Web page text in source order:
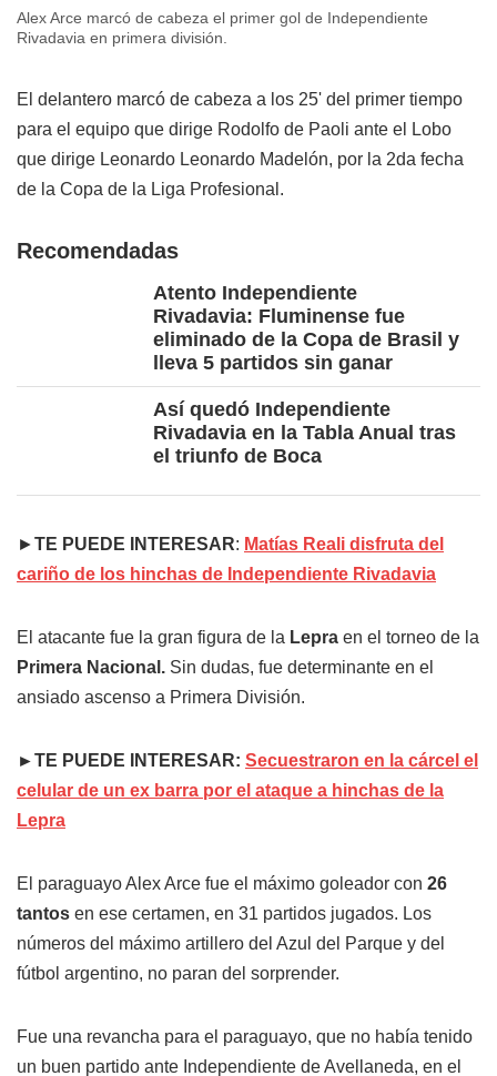
Alex Arce marcó de cabeza el primer gol de Independiente
Rivadavia en primera división.
El delantero marcó de cabeza a los 25' del primer tiempo
para el equipo que dirige Rodolfo de Paoli ante el Lobo
que dirige Leonardo Leonardo Madelón, por la 2da fecha
de la Copa de la Liga Profesional.
Recomendadas
Atento Independiente
Rivadavia: Fluminense fue
eliminado de la Copa de Brasil y
lleva 5 partidos sin ganar
Así quedó Independiente
Rivadavia en la Tabla Anual tras
el triunfo de Boca
►TE PUEDE INTERESAR: Matías Reali disfruta del
cariño de los hinchas de Independiente Rivadavia
El atacante fue la gran figura de la Lepra en el torneo de la
Primera Nacional. Sin dudas, fue determinante en el
ansiado ascenso a Primera División.
►TE PUEDE INTERESAR: Secuestraron en la cárcel el
celular de un ex barra por el ataque a hinchas de la
Lepra
El paraguayo Alex Arce fue el máximo goleador con 26
tantos en ese certamen, en 31 partidos jugados. Los
números del máximo artillero del Azul del Parque y del
fútbol argentino, no paran del sorprender.
Fue una revancha para el paraguayo, que no había tenido
un buen partido ante Independiente de Avellaneda, en el